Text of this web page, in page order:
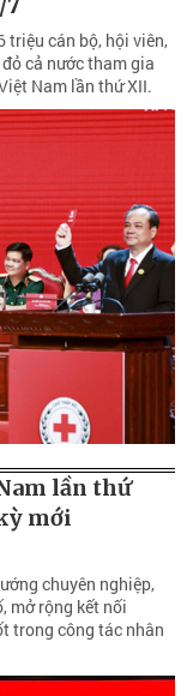
7
triệu cán bộ, hội viên,
cả nước tham gia
Nam lần thứ XII.
lần thứ
mới
chuyên nghiệp,
mở rộng kết nối
trong công tác nhân